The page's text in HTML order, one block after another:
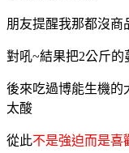
朋友提醒我那都沒商
對吼~結果把2公斤
後來吃過博能生機的
太酸
從此不是強迫而是喜